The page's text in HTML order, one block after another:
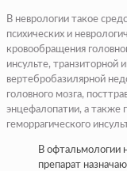
В неврологии такое
психических и
кровообращения
инсульте, транзиторной
вертебробазилярной
головного мозга,
энцефалопатии, а также
геморрагического
В офтальмологии
препарат